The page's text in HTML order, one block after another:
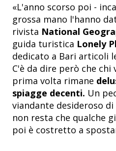
«L'anno scorso poi -
grossa mano l'hanno
rivista National
guida turistica Lonely
dedicato a Bari articoli
C'è da dire però che
prima volta rimane
spiagge decenti. Un
viandante desideroso
non resta che qualche
poi è costretto a